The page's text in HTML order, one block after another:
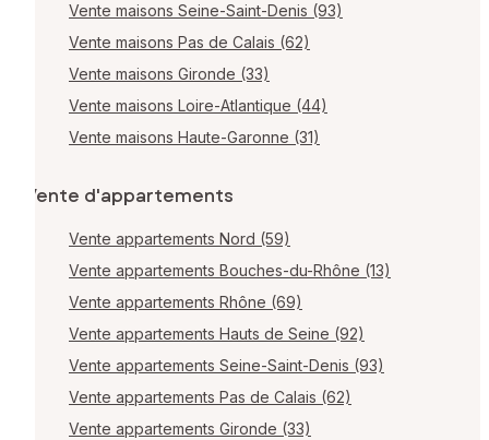
Vente maisons Seine-Saint-Denis (93)
Vente maisons Pas de Calais (62)
Vente maisons Gironde (33)
Vente maisons Loire-Atlantique (44)
Vente maisons Haute-Garonne (31)
Vente d'appartements
Vente appartements Nord (59)
Vente appartements Bouches-du-Rhône (13)
Vente appartements Rhône (69)
Vente appartements Hauts de Seine (92)
Vente appartements Seine-Saint-Denis (93)
Vente appartements Pas de Calais (62)
Vente appartements Gironde (33)